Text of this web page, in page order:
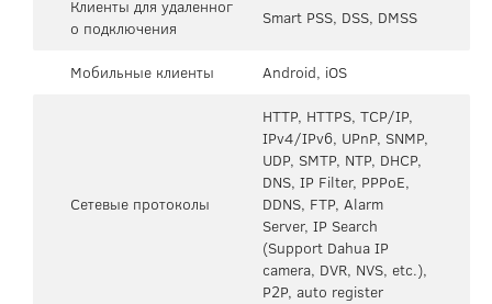
Клиенты для удаленног
о подключения
Smart PSS, DSS, DMSS
Мобильные клиенты Android, iOS
Сетевые протоколы
HTTP, HTTPS, TCP/IP,
IPv4/IPv6, UPnP, SNMP,
UDP, SMTP, NTP, DHCP,
DNS, IP Filter, PPPoE,
DDNS, FTP, Alarm
Server, IP Search
(Support Dahua IP
camera, DVR, NVS, etc.),
P2P, auto register